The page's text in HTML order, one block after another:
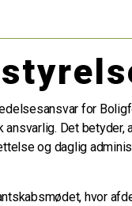
for
Det betyder,
og daglig
hvor